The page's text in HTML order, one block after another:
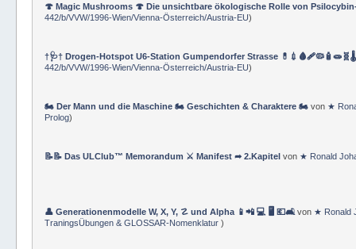
🍄 Magic Mushrooms 🍄 Die unsichtbare ökologische Rolle von
442/b/VVW/1996-Wien/Vienna-Österreich/Austria-EU)
†🩺† Drogen-Hotspot U6-Station Gumpendorfer Strasse
442/b/VVW/1996-Wien/Vienna-Österreich/Austria-EU)
🏍 Der Mann und die Maschine 🏍 Geschichten & Charaktere 🏍 von ★
Prolog)
📝📝 Das ULClub™ Memorandum ⚔ Manifest ➦ 2.Kapitelvon ★ Ronald
👤 Generationenmodelle W, X, Y, ☡ und Alpha 📱📲 💻 🖥️ 💶🛋️ von ★ Ronald
TraningsÜbungen & GLOSSAR-Nomenklatur)